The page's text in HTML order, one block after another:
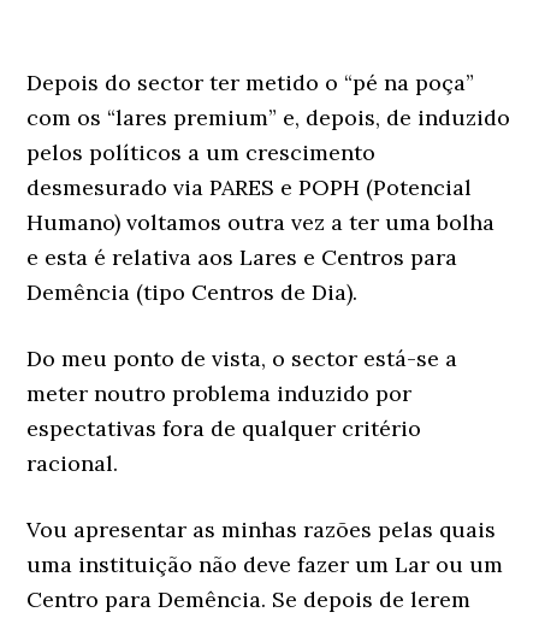
Depois do sector ter metido o “pé na poça”
com os “lares premium” e, depois, de induzido
pelos políticos a um crescimento
desmesurado via PARES e POPH (Potencial
Humano) voltamos outra vez a ter uma bolha
e esta é relativa aos Lares e Centros para
Demência (tipo Centros de Dia).
Do meu ponto de vista, o sector está-se a
meter noutro problema induzido por
espectativas fora de qualquer critério
racional.
Vou apresentar as minhas razões pelas quais
uma instituição não deve fazer um Lar ou um
Centro para Demência. Se depois de lerem